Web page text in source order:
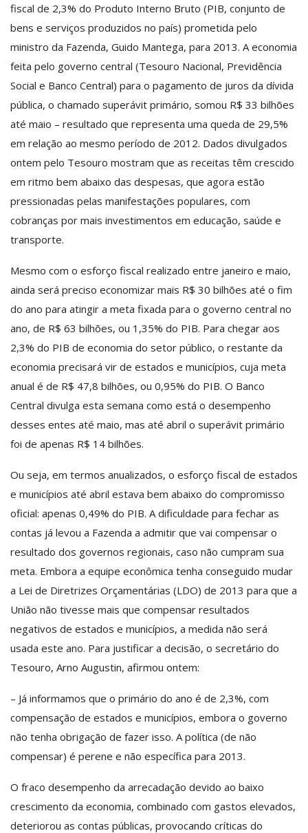
fiscal de 2,3% do Produto Interno Bruto (PIB, conjunto de
bens e serviços produzidos no país) prometida pelo
ministro da Fazenda, Guido Mantega, para 2013. A economia
feita pelo governo central (Tesouro Nacional, Previdência
Social e Banco Central) para o pagamento de juros da dívida
pública, o chamado superávit primário, somou R$ 33 bilhões
até maio – resultado que representa uma queda de 29,5%
em relação ao mesmo período de 2012. Dados divulgados
ontem pelo Tesouro mostram que as receitas têm crescido
em ritmo bem abaixo das despesas, que agora estão
pressionadas pelas manifestações populares, com
cobranças por mais investimentos em educação, saúde e
transporte.
Mesmo com o esforço fiscal realizado entre janeiro e maio,
ainda será preciso economizar mais R$ 30 bilhões até o fim
do ano para atingir a meta fixada para o governo central no
ano, de R$ 63 bilhões, ou 1,35% do PIB. Para chegar aos
2,3% do PIB de economia do setor público, o restante da
economia precisará vir de estados e municípios, cuja meta
anual é de R$ 47,8 bilhões, ou 0,95% do PIB. O Banco
Central divulga esta semana como está o desempenho
desses entes até maio, mas até abril o superávit primário
foi de apenas R$ 14 bilhões.
Ou seja, em termos anualizados, o esforço fiscal de estados
e municípios até abril estava bem abaixo do compromisso
oficial: apenas 0,49% do PIB. A dificuldade para fechar as
contas já levou a Fazenda a admitir que vai compensar o
resultado dos governos regionais, caso não cumpram sua
meta. Embora a equipe econômica tenha conseguido mudar
a Lei de Diretrizes Orçamentárias (LDO) de 2013 para que a
União não tivesse mais que compensar resultados
negativos de estados e municípios, a medida não será
usada este ano. Para justificar a decisão, o secretário do
Tesouro, Arno Augustin, afirmou ontem:
– Já informamos que o primário do ano é de 2,3%, com
compensação de estados e municípios, embora o governo
não tenha obrigação de fazer isso. A política (de não
compensar) é perene e não específica para 2013.
O fraco desempenho da arrecadação devido ao baixo
crescimento da economia, combinado com gastos elevados,
deteriorou as contas públicas, provocando críticas do